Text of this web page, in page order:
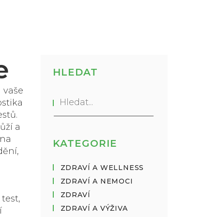
.
a
HLEDAT
KATEGORIE
ZDRAVÍ A WELLNESS
ZDRAVÍ A NEMOCI
ZDRAVÍ
ZDRAVÍ A VÝŽIVA